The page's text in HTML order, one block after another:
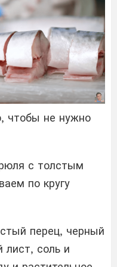
чтобы не нужно
с толстым
по кругу
перец, черный
лист, соль и